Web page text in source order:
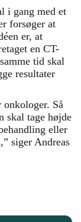
i gang med et
forsøger at
er, at
en CT-
tid skal
resultater
Så
skal tage højde
eller
siger Andreas